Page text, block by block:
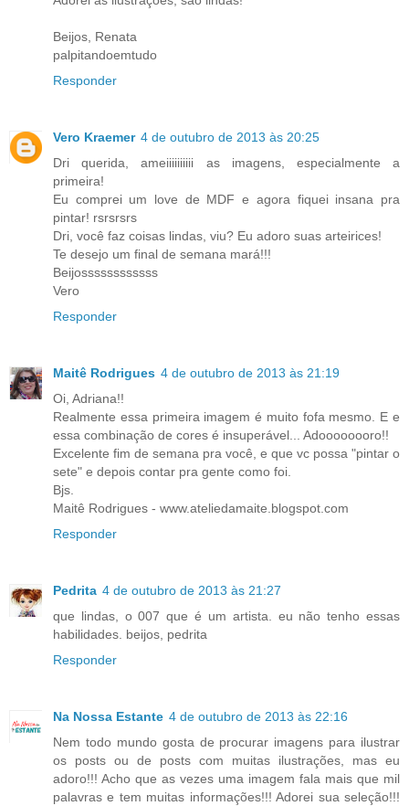
Beijos, Renata
palpitandoemtudo
Responder
Vero Kraemer 4 de outubro de 2013 às 20:25
Dri querida, ameiiiiiiiiii as imagens, especialmente a
primeira!
Eu comprei um love de MDF e agora fiquei insana pra
pintar! rsrsrsrs
Dri, você faz coisas lindas, viu? Eu adoro suas arteirices!
Te desejo um final de semana mará!!!
Beijossssssssssss
Vero
Responder
Maitê Rodrigues 4 de outubro de 2013 às 21:19
Oi, Adriana!!
Realmente essa primeira imagem é muito fofa mesmo. E e
essa combinação de cores é insuperável... Adoooooooro!!
Excelente fim de semana pra você, e que vc possa "pintar o
sete" e depois contar pra gente como foi.
Bjs.
Maitê Rodrigues - www.ateliedamaite.blogspot.com
Responder
Pedrita 4 de outubro de 2013 às 21:27
que lindas, o 007 que é um artista. eu não tenho essas
habilidades. beijos, pedrita
Responder
Na Nossa Estante 4 de outubro de 2013 às 22:16
Nem todo mundo gosta de procurar imagens para ilustrar
os posts ou de posts com muitas ilustrações, mas eu
adoro!!! Acho que as vezes uma imagem fala mais que mil
palavras e tem muitas informações!!! Adorei sua seleção!!!